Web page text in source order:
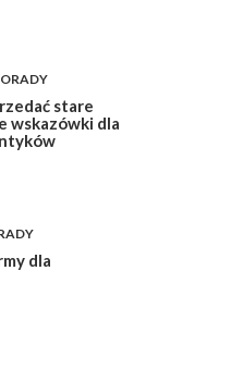
stare
wskazówki dla
dla